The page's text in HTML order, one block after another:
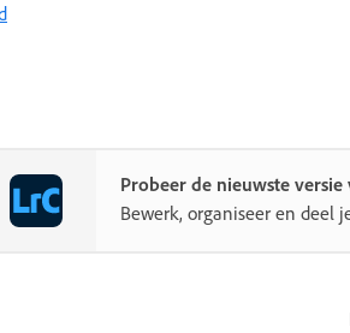
Probeer de nieuwste
Bewerk, organiseer en deel